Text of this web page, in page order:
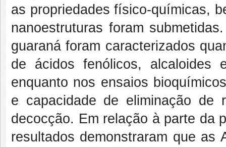
as propriedades físico-químicas,
nanoestruturas foram
guaraná foram caracterizados
de ácidos fenólicos, alcaloides
enquanto nos ensaios
e capacidade de eliminação de
decocção. Em relação à parte da
resultados demonstraram que as